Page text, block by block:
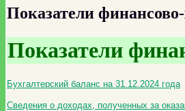
Показатели финансово-
Показатели
Бухгалтерский баланс на 31.12.2024 года
Сведения о доходах, полученных за